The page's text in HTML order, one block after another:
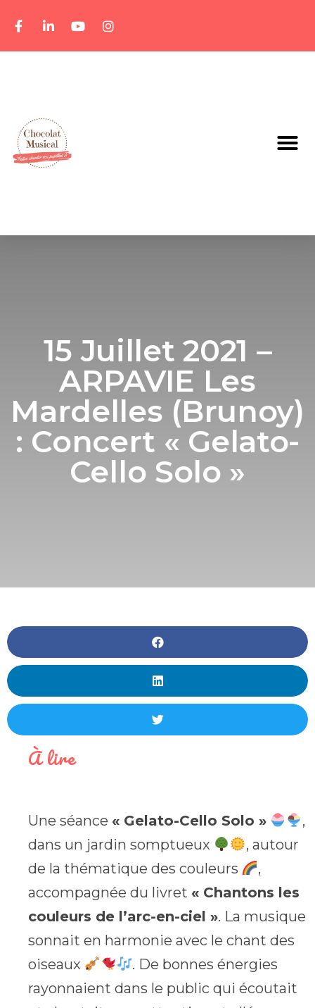
15 Juillet 2021 –
ARPAVIE Les
Mardelles (Brunoy)
: Concert « Gelato-
Cello Solo »
À lire
Une séance « Gelato-Cello Solo »
,
dans un jardin somptueux
, autour
de la thématique des couleurs
,
accompagnée du livret « Chantons les
couleurs de l’arc-en-ciel ». La musique
sonnait en harmonie avec le chant des
oiseaux
. De bonnes énergies
rayonnaient dans le public qui écoutait